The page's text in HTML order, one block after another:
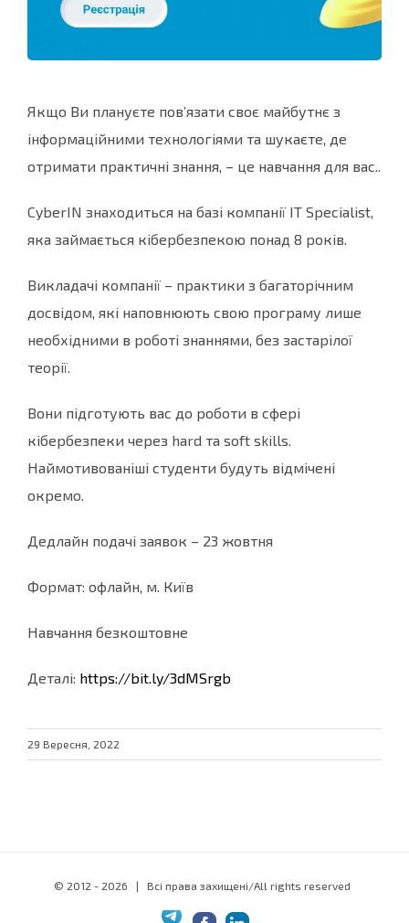
Якщо Ви плануєте пов’язати своє майбутнє з
інформаційними технологіями та шукаєте, де
отримати практичні знання, – це навчання для вас..
CyberIN знаходиться на базі компанії IT Specialist,
яка займається кібербезпекою понад 8 років.
Викладачі компанії – практики з багаторічним
досвідом, які наповнюють свою програму лише
необхідними в роботі знаннями, без застарілої
теорії.
Вони підготують вас до роботи в сфері
кібербезпеки через hard та soft skills.
Наймотивованіші студенти будуть відмічені
окремо.
Дедлайн подачі заявок – 23 жовтня
Формат: офлайн, м. Київ
Навчання безкоштовне
Деталі: https://bit.ly/3dMSrgb
29 Вересня, 2022
© 2012 - 2026 | Всі права захищені/All rights reserved